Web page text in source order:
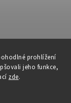
prohlížení
jeho funkce,
zde.